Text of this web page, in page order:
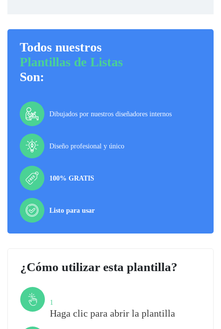
Todos nuestros
Plantillas de Listas
Son:
Dibujados por nuestros diseñadores internos
Diseño profesional y único
100% GRATIS
Listo para usar
¿Cómo utilizar esta plantilla?
1
Haga clic para abrir la plantilla